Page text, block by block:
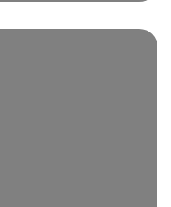
ומחזקים